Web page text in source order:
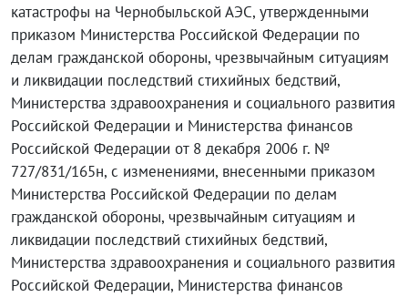
катастрофы на Чернобыльской АЭС, утвержденными
приказом Министерства Российской Федерации по
делам гражданской обороны, чрезвычайным ситуациям
и ликвидации последствий стихийных бедствий,
Министерства здравоохранения и социального развития
Российской Федерации и Министерства финансов
Российской Федерации от 8 декабря 2006 г. №
727/831/165н, с изменениями, внесенными приказом
Министерства Российской Федерации по делам
гражданской обороны, чрезвычайным ситуациям и
ликвидации последствий стихийных бедствий,
Министерства здравоохранения и социального развития
Российской Федерации, Министерства финансов